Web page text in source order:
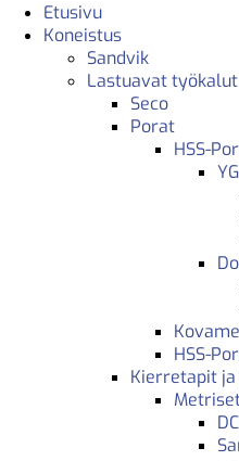
Etusivu
Koneistus
Sandvik
Lastuavat työkalut
Seco
Porat
HSS-
HSS-
Kierretapit
DC